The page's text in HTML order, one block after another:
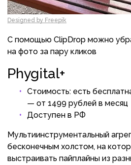
Designed by Freepik
С помощью ClipDrop можно
на фото за пару кликов
Phygital+
Стоимость: есть
— от 1499 рублей в месяц
Доступен в РФ
Мультиинструментальный
бесконечным холстом, на
выстраивать пайплайны из